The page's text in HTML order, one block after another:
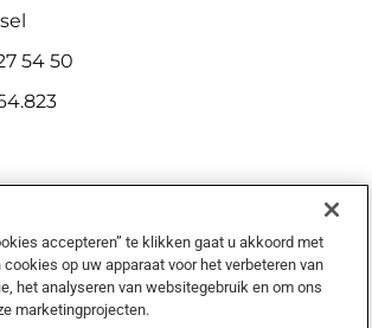
54 50
accepteren” te klikken gaat u akkoord met
cookies op uw apparaat voor het verbeteren van
het analyseren van websitegebruik en om ons
marketingprojecten.